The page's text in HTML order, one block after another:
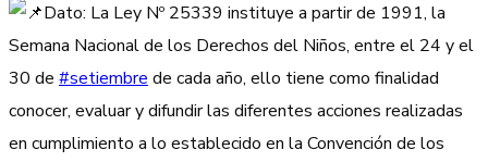
Dato: La Ley Nº 25339 instituye a partir de 1991, la
Semana Nacional de los Derechos del Niños, entre el 24 y el
30 de #setiembrede cada año, ello tiene como finalidad
conocer, evaluar y difundir las diferentes acciones realizadas
en cumplimiento a lo establecido en la Convención de los